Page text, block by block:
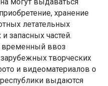
хранение
летательных
запасных частей.
временный ввоз
творческих
и видеоматериалов о
выдаются